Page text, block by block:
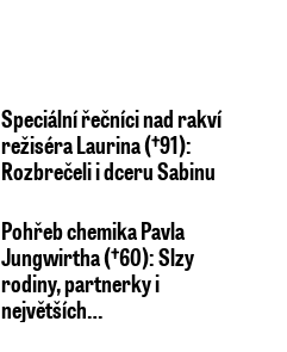
Speciální řečníci nad rakví
režiséra Laurina (†91):
Rozbrečeli i dceru Sabinu
Pohřeb chemika Pavla
Jungwirtha (†60): Slzy
rodiny, partnerky i
největších…